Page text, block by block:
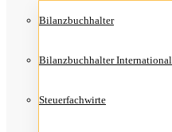
Bilanz­buch­hal­ter
Bilanz­buch­hal­ter International
Steu­er­fach­wir­te